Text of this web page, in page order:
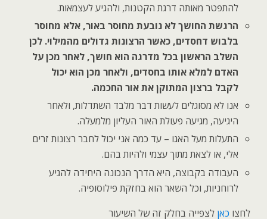
להתפטר מאותה דרגת הקטנות, ולהגיע לעצמאות.
הרגשת החושך לא נובעת מחוסר באור, אלא מחוסר
בלבוש דחסדים, כאשר הרצונות גדולים מהמילוי. לכן
השלב הראשון בכל מדרגה הוא חושך, לאחר מכן על
האדם למלא אותו בחסדים, ולאחר מכן הוא יכול
לקבל ברצון המתוקן את אור החכמה.
אנו לא מסוגלים לעשות דבר מלבד השתדלות, ולאחר
היגיעה, מגיעה פעולת האור העליון מלמעלה.
התעלות מעל האגו – עד כמה אני יכול לחבר רצונות זרים
אלי, או לצאת מתוך עצמי ולהיות בהם.
העבודה בקבוצה, היא הדרך הנכונה היחידה להגיע
לרוחניות, וכל השאר הוא בחזקת פילוסופיה.
לחצו כאן לצפייה בחלק זה של השיעור